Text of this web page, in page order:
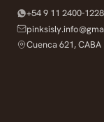
+54 9 11 2400-1228
Cuenca 621, CABA